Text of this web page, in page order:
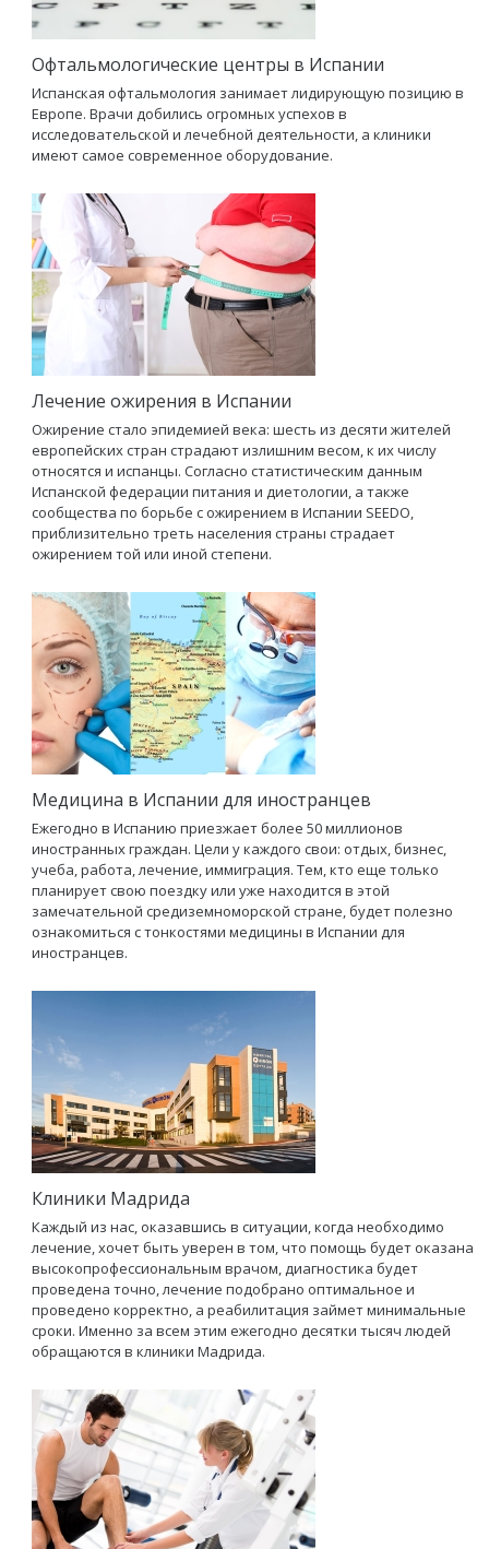
Офтальмологические центры в Испании
Испанская офтальмология занимает лидирующую позицию в
Европе. Врачи добились огромных успехов в
исследовательской и лечебной деятельности, а клиники
имеют самое современное оборудование.
Лечение ожирения в Испании
Ожирение стало эпидемией века: шесть из десяти жителей
европейских стран страдают излишним весом, к их числу
относятся и испанцы. Согласно статистическим данным
Испанской федерации питания и диетологии, а также
сообщества по борьбе с ожирением в Испании SEEDO,
приблизительно треть населения страны страдает
ожирением той или иной степени.
Медицина в Испании для иностранцев
Ежегодно в Испанию приезжает более 50 миллионов
иностранных граждан. Цели у каждого свои: отдых, бизнес,
учеба, работа, лечение, иммиграция. Тем, кто еще только
планирует свою поездку или уже находится в этой
замечательной средиземноморской стране, будет полезно
ознакомиться с тонкостями медицины в Испании для
иностранцев.
Клиники Мадрида
Каждый из нас, оказавшись в ситуации, когда необходимо
лечение, хочет быть уверен в том, что помощь будет оказана
высокопрофессиональным врачом, диагностика будет
проведена точно, лечение подобрано оптимальное и
проведено корректно, а реабилитация займет минимальные
сроки. Именно за всем этим ежегодно десятки тысяч людей
обращаются в клиники Мадрида.